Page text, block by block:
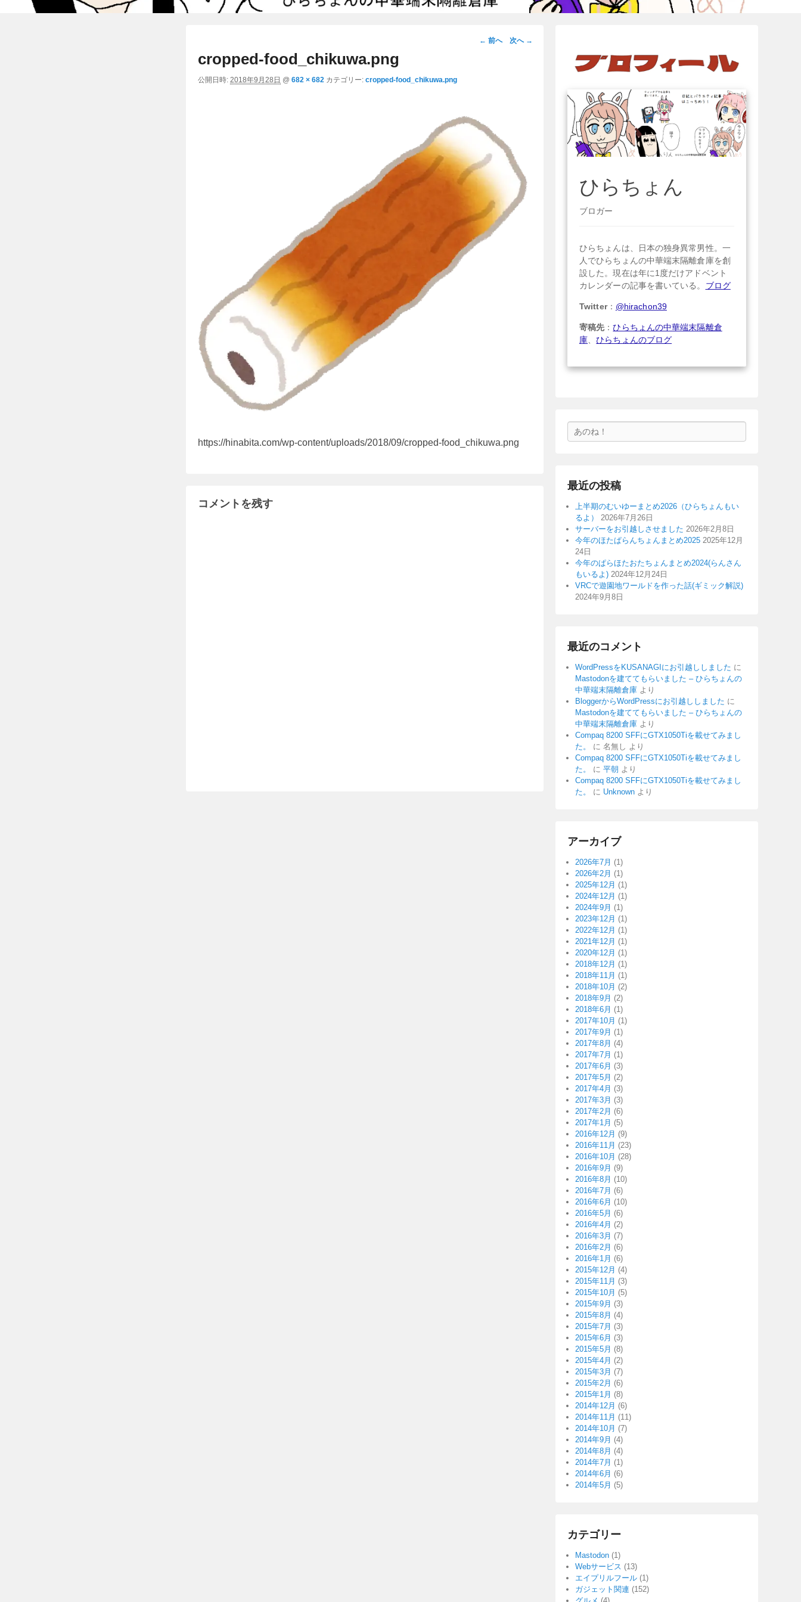
画
シ
ン
← 前へ 次へ →
cropped-food_chikuwa.png
公開日時: 2018年9月28日 @ 682 × 682 カテゴリー: cropped-food_chikuwa.png
https://hinabita.com/wp-content/uploads/2018/09/cropped-food_chikuwa.png
コメントを残す
ひらちょん
ブロガー
ひらちょんは、日本の独身異常男性。一
人でひらちょんの中華端末隔離倉庫を創
設した。現在は年に1度だけアドベント
カレンダーの記事を書いている。 ブログ
Twitter： @hirachon39
寄稿先 ：ひらちょんの中華端末隔離倉
庫 、ひらちょんのブログ
索
最近の投稿
上半期のむいゆーまとめ2026（ひらちょんもい
るよ）
2026年7月26日
サーバーをお引越しさせました 2026年2月8日
今年のほたぱらんちょんまとめ2025 2025年12月
24日
今年のぱらほたおたちょんまとめ2024(らんさん
もいるよ) 2024年12月24日
VRCで遊園地ワールドを作った話(ギミック解説)
2024年9月8日
最近のコメント
WordPressをKUSANAGIにお引越ししました に
Mastodonを建ててもらいました – ひらちょんの
中華端末隔離倉庫 より
BloggerからWordPressにお引越ししました に
Mastodonを建ててもらいました – ひらちょんの
中華端末隔離倉庫 より
Compaq 8200 SFFにGTX1050Tiを載せてみまし
た。
に 名無し より
Compaq 8200 SFFにGTX1050Tiを載せてみまし
た。
に 平朝 より
Compaq 8200 SFFにGTX1050Tiを載せてみまし
た。
に Unknown より
アーカイブ
2026年7月 (1)
2026年2月 (1)
2025年12月 (1)
2024年12月 (1)
2024年9月 (1)
2023年12月 (1)
2022年12月 (1)
2021年12月 (1)
2020年12月 (1)
2018年12月 (1)
2018年11月 (1)
2018年10月 (2)
2018年9月 (2)
2018年6月 (1)
2017年10月 (1)
2017年9月 (1)
2017年8月 (4)
2017年7月 (1)
2017年6月 (3)
2017年5月 (2)
2017年4月 (3)
2017年3月 (3)
2017年2月 (6)
2017年1月 (5)
2016年12月 (9)
2016年11月 (23)
2016年10月 (28)
2016年9月 (9)
2016年8月 (10)
2016年7月 (6)
2016年6月 (10)
2016年5月 (6)
2016年4月 (2)
2016年3月 (7)
2016年2月 (6)
2016年1月 (6)
2015年12月 (4)
2015年11月 (3)
2015年10月 (5)
2015年9月 (3)
2015年8月 (4)
2015年7月 (3)
2015年6月 (3)
2015年5月 (8)
2015年4月 (2)
2015年3月 (7)
2015年2月 (6)
2015年1月 (8)
2014年12月 (6)
2014年11月 (11)
2014年10月 (7)
2014年9月 (4)
2014年8月 (4)
2014年7月 (1)
2014年6月 (6)
2014年5月 (5)
カテゴリー
Mastodon (1)
Webサービス (13)
エイプリルフール (1)
ガジェット関連 (152)